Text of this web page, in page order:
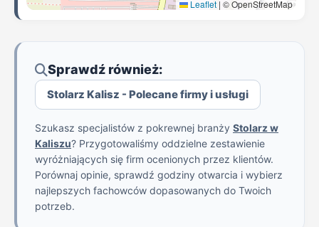
Leaflet | © OpenStreetMap
Sprawdź również:
Stolarz Kalisz - Polecane firmy i usługi
Szukasz specjalistów z pokrewnej branży Stolarz w
Kaliszu? Przygotowaliśmy oddzielne zestawienie
wyróżniających się firm ocenionych przez klientów.
Porównaj opinie, sprawdź godziny otwarcia i wybierz
najlepszych fachowców dopasowanych do Twoich
potrzeb.